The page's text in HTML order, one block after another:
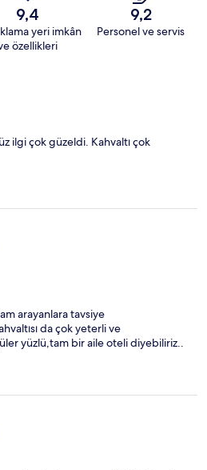
9,4
yeri imkân
özellikleri
9,2
Personel ve servis
ilgi çok güzeldi. Kahvaltı çok
arayanlara tavsiye
da çok yeterli ve
yüzlü,tam bir aile oteli diyebiliriz..